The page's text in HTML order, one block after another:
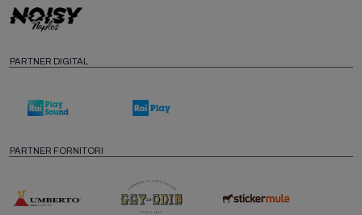
PARTNER DIGITAL
PARTNER FORNITORI